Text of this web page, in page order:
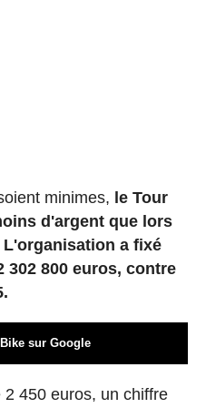
minimes, le Tour
d'argent que lors
a fixé
302 800 euros, contre
sur Google
450 euros, un chiffre